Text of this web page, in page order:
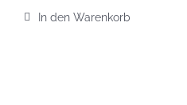
In den Warenkorb